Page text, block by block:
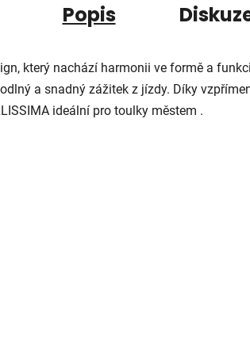
Popis
který nachází harmonii ve formě a
a snadný zážitek z jízdy. Díky
ideální pro toulky městem .